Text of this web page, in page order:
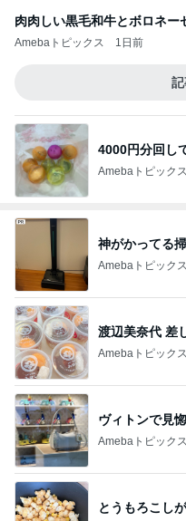
肉肉しい黒毛和牛とボロネー
Amebaトピックス 1日前
4000円分回し
Amebaトピックス
神がかってる
Amebaトピックス
渡辺美奈代 差
Amebaトピックス
ヴィトンで見
Amebaトピックス
とうもろこし